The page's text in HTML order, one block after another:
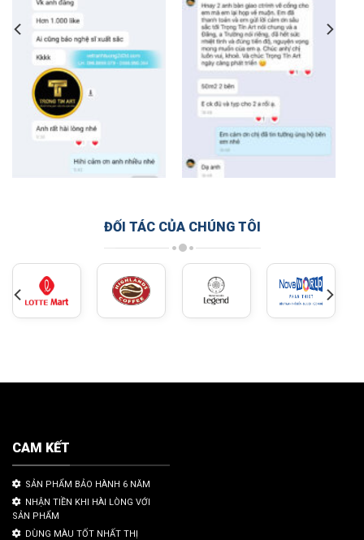
ĐỐI TÁC CỦA CHÚNG TÔI
CAM KẾT
SẢN PHẨM BẢO HÀNH 6 NĂM
NHẬN TIỀN KHI HÀI LÒNG VỚI
SẢN PHẨM
DÙNG MÀU TỐT NHẤT THỊ